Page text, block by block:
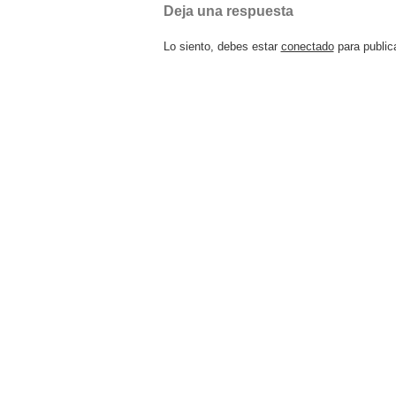
Deja una respuesta
Lo siento, debes estar conectadopara